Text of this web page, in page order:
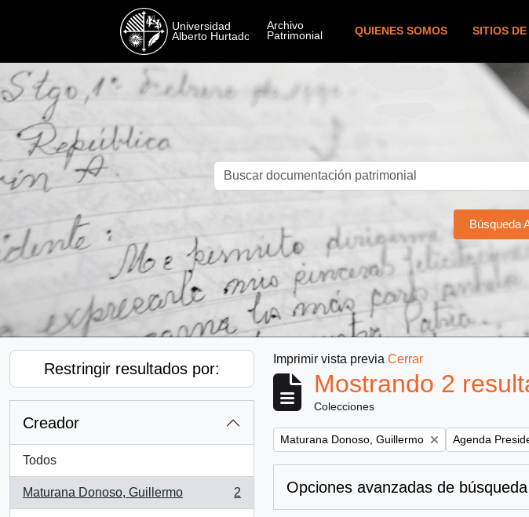
QUIENES SOMOS SITIOS
Búsqueda
Restringir resultados por:
Creador
Todos
Maturana Donoso, Guillermo
, 2 resultados
2
Imprimir vista previa Cerrar
Mostrando 2
Colecciones
Remove filter:
Maturana Donoso, Guillermo Remove filter:
Agenda
Opciones avanzadas de búsqueda